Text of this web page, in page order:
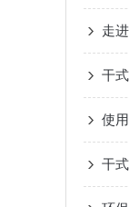
走
干
干